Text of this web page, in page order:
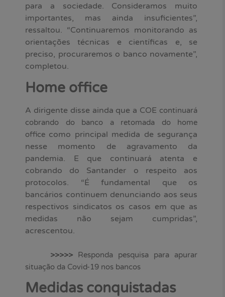
para a sociedade. Consideramos muito
importantes, mas ainda insuficientes”,
ressaltou. “Continuaremos monitorando as
orientações técnicas e científicas e, se
preciso, procuraremos o banco novamente”,
completou.
Home office
A dirigente disse ainda que a COE continuará
cobrando do banco a retomada do home
office como principal medida de segurança
nesse momento de agravamento da
pandemia. E que continuará atenta e
cobrando do Santander o respeito aos
protocolos. “É fundamental que os
bancários continuem denunciando aos seus
respectivos sindicatos os casos em que as
medidas não sejam cumpridas”,
acrescentou.
>>>>>
Responda pesquisa para apurar
situação da Covid-19 nos bancos
Medidas conquistadas